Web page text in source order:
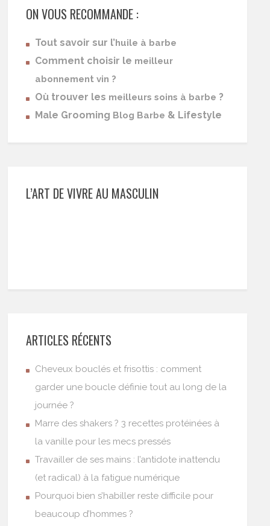
ON VOUS RECOMMANDE :
Tout savoir sur l’huile à barbe
Comment choisir le meilleur
abonnement vin ?
Où trouver les meilleurs soins à barbe ?
Male Grooming Blog Barbe & Lifestyle
L’ART DE VIVRE AU MASCULIN
ARTICLES RÉCENTS
Cheveux bouclés et frisottis : comment
garder une boucle définie tout au long de la
journée ?
Marre des shakers ? 3 recettes protéinées à
la vanille pour les mecs pressés
Travailler de ses mains : l’antidote inattendu
(et radical) à la fatigue numérique
Pourquoi bien s’habiller reste difficile pour
beaucoup d’hommes ?